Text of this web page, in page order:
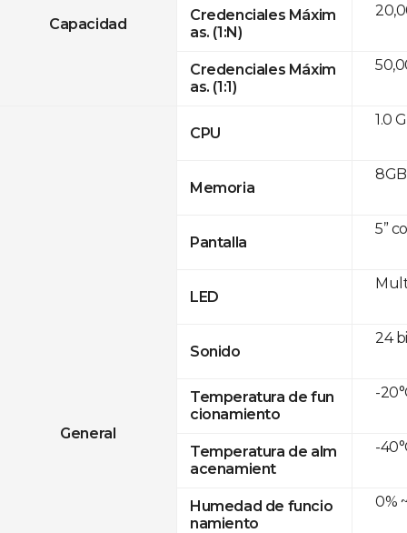
Capacidad
Credenciales Máxim
as. (1:N)
Credenciales Máxim
as. (1:1)
General
CPU
Memoria
Pantalla
LED
Sonido
Temperatura de fun
cionamiento
Temperatura de alm
acenamient
Humedad de funcio
namiento
1.0
5”
24
-
-
0%